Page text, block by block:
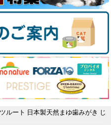
ルート 日本製天然まゆ歯みがき じ